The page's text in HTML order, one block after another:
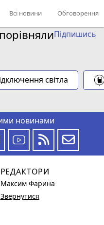
Всі новини Обговорення
Підпишись
світла
новинами
РЕДАКТОРИ
Максим Фарина
Звернутися